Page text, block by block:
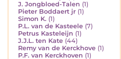
J. Jongbloed-Talen (1)
Pieter Boddaert jr (1)
Simon K. (1)
P.L. van de Kasteele (7)
Petrus Kasteleijn (1)
J.J.L. ten Kate (44)
Remy van de Kerckhove (1)
P.F. van Kerckhoven (1)